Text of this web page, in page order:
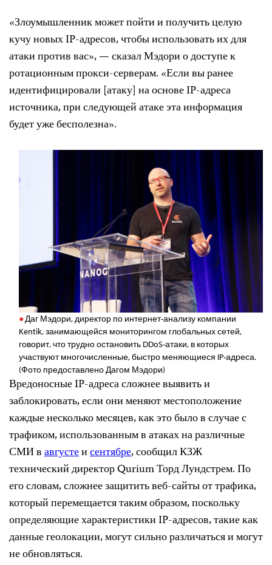
«Злоумышленник может пойти и получить целую
кучу новых IP-адресов, чтобы использовать их для
атаки против вас», — сказал Мэдори о доступе к
ротационным прокси-серверам. «Если вы ранее
идентифицировали [атаку] на основе IP-адреса
источника, при следующей атаке эта информация
будет уже бесполезна».
Даг Мэдори, директор по интернет-анализу компании
Kentik, занимающейся мониторингом глобальных сетей,
говорит, что трудно остановить DDoS-атаки, в которых
участвуют многочисленные, быстро меняющиеся IP-адреса.
(Фото предоставлено Дагом Мэдори)
Вредоносные IP-адреса сложнее выявить и
заблокировать, если они меняют местоположение
каждые несколько месяцев, как это было в случае с
трафиком, использованным в атаках на различные
СМИ вавгустеисентябре, сообщил КЗЖ
технический директор Qurium Торд Лундстрем. По
его словам, сложнее защитить веб-сайты от трафика,
который перемещается таким образом, поскольку
определяющие характеристики IP-адресов, такие как
данные геолокации, могут сильно различаться и могут
не обновляться.